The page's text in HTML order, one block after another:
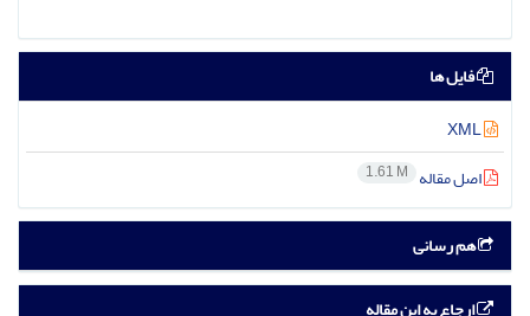
فایل ها
اصل مقاله 1.61 M
هم رسانی
ارجاع به این مقاله